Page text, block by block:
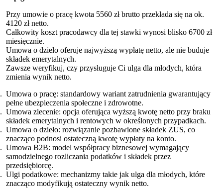
Przy umowie o pracę kwota 5560 zł brutto przekłada się na ok.
4120 zł netto.
Całkowity koszt pracodawcy dla tej stawki wynosi blisko 6700 zł
miesięcznie.
Umowa o dzieło oferuje najwyższą wypłatę netto, ale nie buduje
składek emerytalnych.
Zawsze weryfikuj, czy przysługuje Ci ulga dla młodych, która
zmienia wynik netto.
Umowa o pracę: standardowy wariant zatrudnienia gwarantujący
pełne ubezpieczenia społeczne i zdrowotne.
Umowa zlecenie: opcja oferująca wyższą kwotę netto przy braku
składek emerytalnych i rentowych w określonych przypadkach.
Umowa o dzieło: rozwiązanie pozbawione składek ZUS, co
znacząco podnosi ostateczną kwotę wypłaty na konto.
Umowa B2B: model współpracy biznesowej wymagający
samodzielnego rozliczania podatków i składek przez
przedsiębiorcę.
Ulgi podatkowe: mechanizmy takie jak ulga dla młodych, które
znacząco modyfikują ostateczny wynik netto.